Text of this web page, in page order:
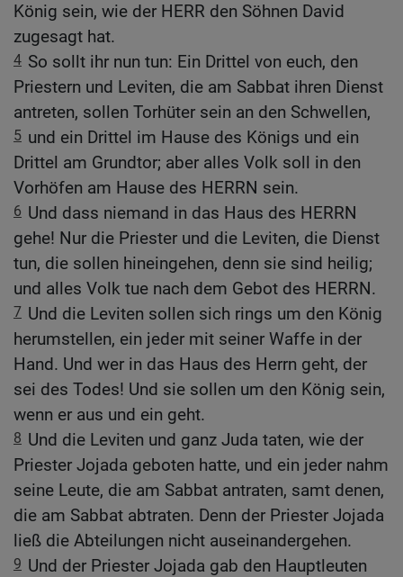
König sein, wie der HERR den Söhnen David
zugesagt hat.
4 So sollt ihr nun tun: Ein Drittel von euch, den
Priestern und Leviten, die am Sabbat ihren Dienst
antreten, sollen Torhüter sein an den Schwellen,
5 und ein Drittel im Hause des Königs und ein
Drittel am Grundtor; aber alles Volk soll in den
Vorhöfen am Hause des HERRN sein.
6 Und dass niemand in das Haus des HERRN
gehe! Nur die Priester und die Leviten, die Dienst
tun, die sollen hineingehen, denn sie sind heilig;
und alles Volk tue nach dem Gebot des HERRN.
7 Und die Leviten sollen sich rings um den König
herumstellen, ein jeder mit seiner Waffe in der
Hand. Und wer in das Haus des Herrn geht, der
sei des Todes! Und sie sollen um den König sein,
wenn er aus und ein geht.
8 Und die Leviten und ganz Juda taten, wie der
Priester Jojada geboten hatte, und ein jeder nahm
seine Leute, die am Sabbat antraten, samt denen,
die am Sabbat abtraten. Denn der Priester Jojada
ließ die Abteilungen nicht auseinandergehen.
9 Und der Priester Jojada gab den Hauptleuten